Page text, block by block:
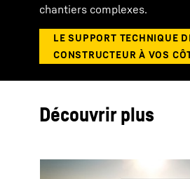
chantiers complexes.
Découvrir plus